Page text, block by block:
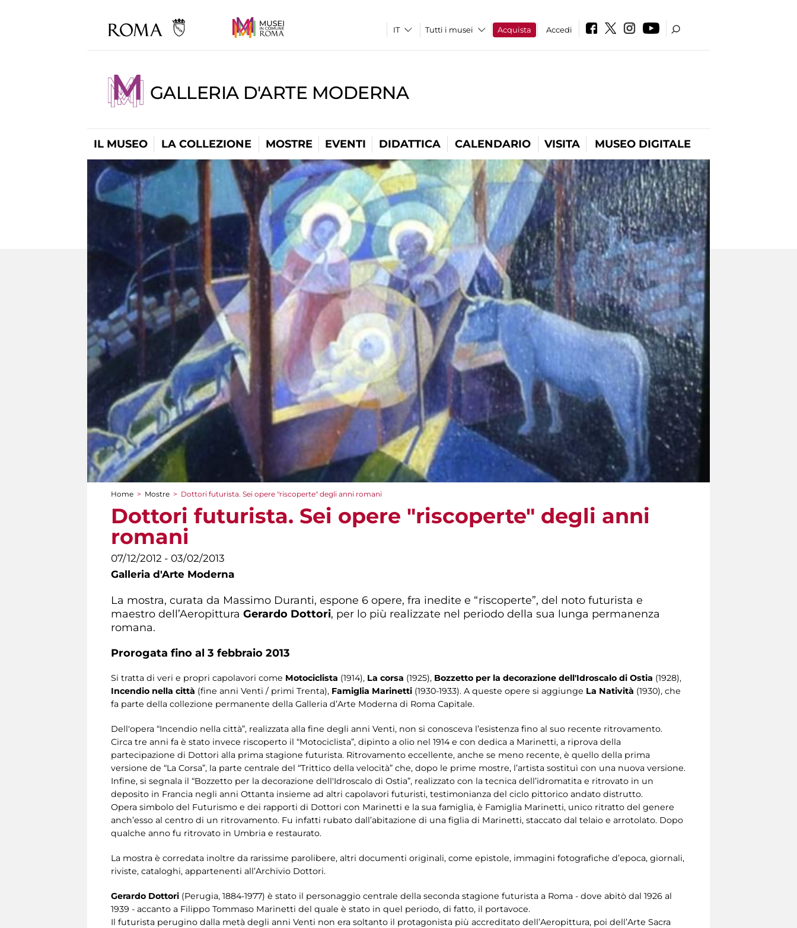
Tutti i musei Acquista Accedi
GALLERIA D'ARTE MODERNA
IL MUSEO LA COLLEZIONE MOSTRE EVENTI DIDATTICA CALENDARIO VISITA MUSEO DIGITALE
Tu sei qui
Home > Mostre > Dottori futurista. Sei opere "riscoperte" degli anni romani
Dottori futurista. Sei opere "riscoperte" degli anni
romani
07/12/2012 - 03/02/2013
Galleria d'Arte Moderna
La mostra, curata da Massimo Duranti, espone 6 opere, fra inedite e “riscoperte”, del noto futurista e
maestro dell’Aeropittura Gerardo Dottori, per lo più realizzate nel periodo della sua lunga permanenza
romana.
Prorogata fino al 3 febbraio 2013
Si tratta di veri e propri capolavori come Motociclista (1914), La corsa (1925), Bozzetto per la decorazione dell'Idroscalo di Ostia (1928),
Incendio nella città (fine anni Venti / primi Trenta), Famiglia Marinetti (1930-1933). A queste opere si aggiunge La Natività (1930), che
fa parte della collezione permanente della Galleria d’Arte Moderna di Roma Capitale.
Dell'opera “Incendio nella città”, realizzata alla fine degli anni Venti, non si conosceva l’esistenza fino al suo recente ritrovamento.
Circa tre anni fa è stato invece riscoperto il “Motociclista”, dipinto a olio nel 1914 e con dedica a Marinetti, a riprova della
partecipazione di Dottori alla prima stagione futurista. Ritrovamento eccellente, anche se meno recente, è quello della prima
versione de “La Corsa”, la parte centrale del “Trittico della velocità” che, dopo le prime mostre, l’artista sostituì con una nuova versione.
Infine, si segnala il “Bozzetto per la decorazione dell'Idroscalo di Ostia”, realizzato con la tecnica dell’idromatita e ritrovato in un
deposito in Francia negli anni Ottanta insieme ad altri capolavori futuristi, testimonianza del ciclo pittorico andato distrutto.
Opera simbolo del Futurismo e dei rapporti di Dottori con Marinetti e la sua famiglia, è Famiglia Marinetti, unico ritratto del genere
anch’esso al centro di un ritrovamento. Fu infatti rubato dall’abitazione di una figlia di Marinetti, staccato dal telaio e arrotolato. Dopo
qualche anno fu ritrovato in Umbria e restaurato.
La mostra è corredata inoltre da rarissime parolibere, altri documenti originali, come epistole, immagini fotografiche d’epoca, giornali,
riviste, cataloghi, appartenenti all’Archivio Dottori.
Gerardo Dottori (Perugia, 1884-1977) è stato il personaggio centrale della seconda stagione futurista a Roma - dove abitò dal 1926 al
1939 - accanto a Filippo Tommaso Marinetti del quale è stato in quel periodo, di fatto, il portavoce.
Il futurista perugino dalla metà degli anni Venti non era soltanto il protagonista più accreditato dell’Aeropittura, poi dell’Arte Sacra